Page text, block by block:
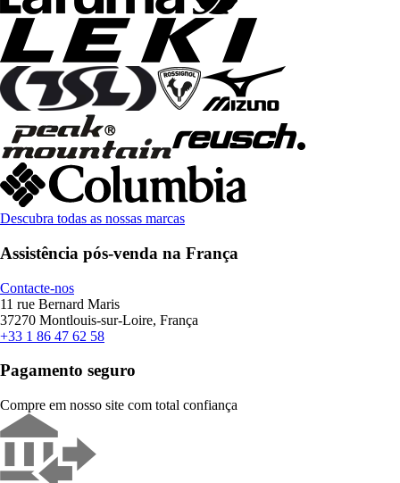
Descubra todas as nossas marcas
Assistência pós-venda na França
Contacte-nos
11 rue Bernard Maris
37270 Montlouis-sur-Loire, França
+33 1 86 47 62 58
Pagamento seguro
Compre em nosso site com total confiança